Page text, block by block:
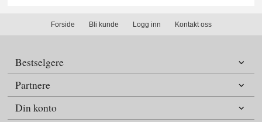
Forside Bli kunde Logg inn Kontakt oss
Bestselgere
Partnere
Din konto